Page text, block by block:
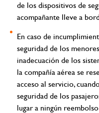
de los dispositivos de
acompañante lleve a
En caso de
seguridad de los
inadecuación de los
la compañía aérea se
acceso al servicio,
seguridad de los
lugar a ningún